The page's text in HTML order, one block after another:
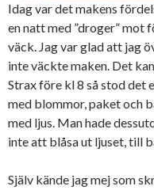
Idag var det makens
en natt med ”droger” mot
väck. Jag var glad att jag
inte väckte maken. Det
Strax före kl 8 så stod det
med blommor, paket och
med ljus. Man hade
inte att blåsa ut ljuset, till
Själv kände jag mej som